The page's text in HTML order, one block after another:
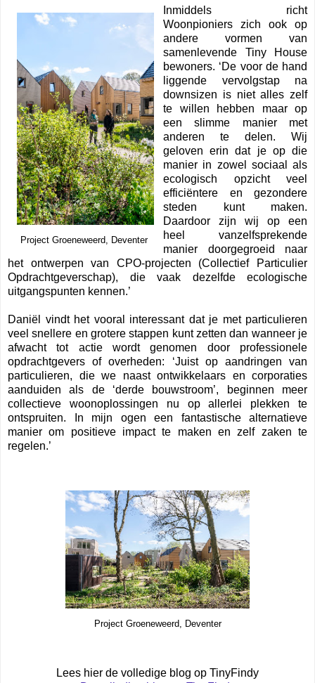
Project Groeneweerd, Deventer
Inmiddels richt
Woonpioniers zich ook op
andere vormen van
samenlevende Tiny House
bewoners. ‘De voor de hand
liggende vervolgstap na
downsizen is niet alles zelf
te willen hebben maar op
een slimme manier met
anderen te delen. Wij
geloven erin dat je op die
manier in zowel sociaal als
ecologisch opzicht veel
efficiëntere en gezondere
steden kunt maken.
Daardoor zijn wij op een
heel vanzelfsprekende
manier doorgegroeid naar
het ontwerpen van CPO-projecten (Collectief Particulier
Opdrachtgeverschap), die vaak dezelfde ecologische
uitgangspunten kennen.’
Daniël vindt het vooral interessant dat je met particulieren
veel snellere en grotere stappen kunt zetten dan wanneer je
afwacht tot actie wordt genomen door professionele
opdrachtgevers of overheden: ‘Juist op aandringen van
particulieren, die we naast ontwikkelaars en corporaties
aanduiden als de ‘derde bouwstroom’, beginnen meer
collectieve woonoplossingen nu op allerlei plekken te
ontspruiten. In mijn ogen een fantastische alternatieve
manier om positieve impact te maken en zelf zaken te
regelen.’
Project Groeneweerd, Deventer
Lees hier de volledige blog op TinyFindy